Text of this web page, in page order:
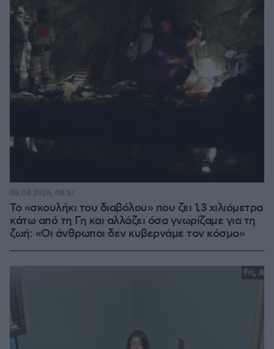
Το «σκουλήκι του διαβόλου» που ζει 1,3 χιλιόμετρα
κάτω από τη Γη και αλλάζει όσα γνωρίζαμε για τη
ζωή: «Οι άνθρωποι δεν κυβερνάμε τον κόσμο»
08.08.2026, 08:57